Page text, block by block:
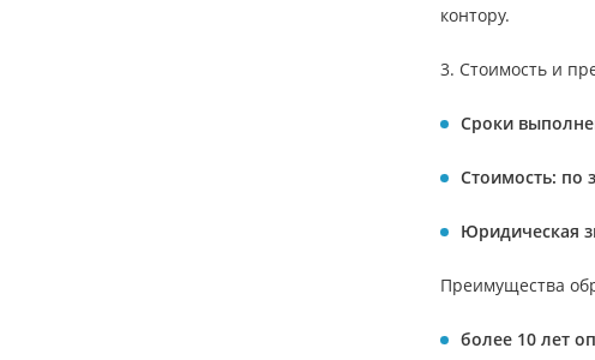
контору.
3. Стоимость и
Сроки
Стоимость: по
Юридическая
Преимущества
более 10 лет